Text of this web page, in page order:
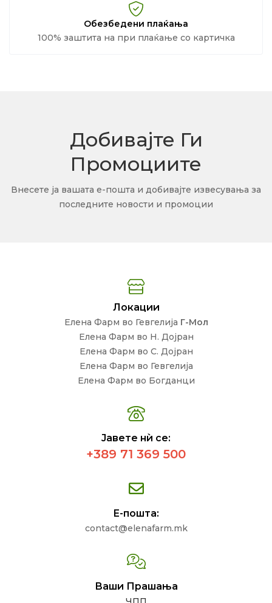
Обезбедени плаќања
100% заштита на при плаќање со картичка
Добивајте Ги
Промоциите
Внесете ја вашата е-пошта и добивајте извесувања за
последните новости и промоции
Локации
Елена Фарм во Гевгелија Г-Мол
Елена Фарм во Н. Дојран
Елена Фарм во С. Дојран
Елена Фарм во Гевгелија
Елена Фарм во Богданци
Јавете нѝ се:
+389 71 369 500
Е-пошта:
contact@elenafarm.mk
Ваши Прашања